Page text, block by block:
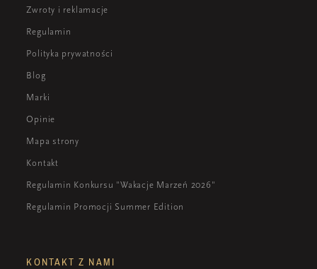
Zwroty i reklamacje
Regulamin
Polityka prywatności
Blog
Marki
Opinie
Mapa strony
Kontakt
Regulamin Konkursu "Wakacje Marzeń 2026"
Regulamin Promocji Summer Edition
KONTAKT Z NAMI